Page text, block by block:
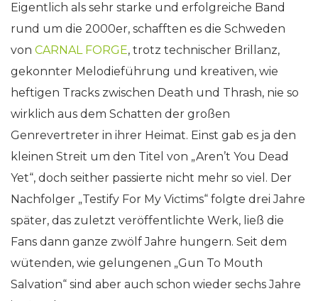
Eigentlich als sehr starke und erfolgreiche Band
rund um die 2000er, schafften es die Schweden
von CARNAL FORGE, trotz technischer Brillanz,
gekonnter Melodieführung und kreativen, wie
heftigen Tracks zwischen Death und Thrash, nie so
wirklich aus dem Schatten der großen
Genrevertreter in ihrer Heimat. Einst gab es ja den
kleinen Streit um den Titel von „Aren’t You Dead
Yet“, doch seither passierte nicht mehr so viel. Der
Nachfolger „Testify For My Victims“ folgte drei Jahre
später, das zuletzt veröffentlichte Werk, ließ die
Fans dann ganze zwölf Jahre hungern. Seit dem
wütenden, wie gelungenen „Gun To Mouth
Salvation“ sind aber auch schon wieder sechs Jahre